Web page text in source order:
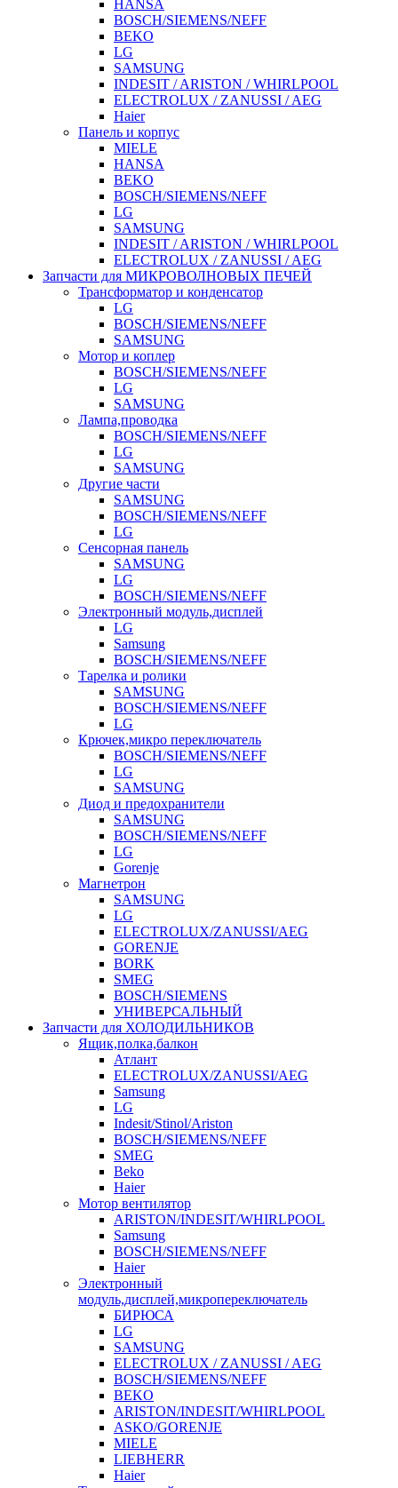
HANSA
BOSCH/SIEMENS/NEFF
BEKO
LG
SAMSUNG
INDESIT / ARISTON / WHIRLPOOL
ELECTROLUX / ZANUSSI / AEG
Haier
Панель и корпус
MIELE
HANSA
BEKO
BOSCH/SIEMENS/NEFF
LG
SAMSUNG
INDESIT / ARISTON / WHIRLPOOL
ELECTROLUX / ZANUSSI / AEG
Запчасти для МИКРОВОЛНОВЫХ ПЕЧЕЙ
Трансформатор и конденсатор
LG
BOSCH/SIEMENS/NEFF
SAMSUNG
Мотор и коплер
BOSCH/SIEMENS/NEFF
LG
SAMSUNG
Лампа,проводка
BOSCH/SIEMENS/NEFF
LG
SAMSUNG
Другие части
SAMSUNG
BOSCH/SIEMENS/NEFF
LG
Сенсорная панель
SAMSUNG
LG
BOSCH/SIEMENS/NEFF
Электронный модуль,дисплей
LG
Samsung
BOSCH/SIEMENS/NEFF
Тарелка и ролики
SAMSUNG
BOSCH/SIEMENS/NEFF
LG
Крючек,микро переключатель
BOSCH/SIEMENS/NEFF
LG
SAMSUNG
Диод и предохранители
SAMSUNG
BOSCH/SIEMENS/NEFF
LG
Gorenje
Магнетрон
SAMSUNG
LG
ELECTROLUX/ZANUSSI/AEG
GORENJE
BORK
SMEG
BOSCH/SIEMENS
УНИВЕРСАЛЬНЫЙ
Запчасти для ХОЛОДИЛЬНИКОВ
Ящик,полка,балкон
Атлант
ELECTROLUX/ZANUSSI/AEG
Samsung
LG
Indesit/Stinol/Ariston
BOSCH/SIEMENS/NEFF
SMEG
Beko
Haier
Мотор вентилятор
ARISTON/INDESIT/WHIRLPOOL
Samsung
BOSCH/SIEMENS/NEFF
Haier
Электронный
модуль,дисплей,микропереключатель
БИРЮСА
LG
SAMSUNG
ELECTROLUX / ZANUSSI / AEG
BOSCH/SIEMENS/NEFF
BEKO
ARISTON/INDESIT/WHIRLPOOL
ASKO/GORENJE
MIELE
LIEBHERR
Haier